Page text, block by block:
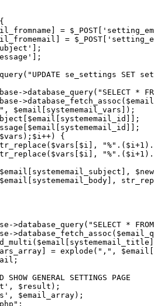
=
=
se_settings SET
>database_query("SELECT *
$email[systememail_vars]);
{
>database_query("SELECT *
= explode(",",
GENERAL SETTINGS PAGE
$result);
$email_array);